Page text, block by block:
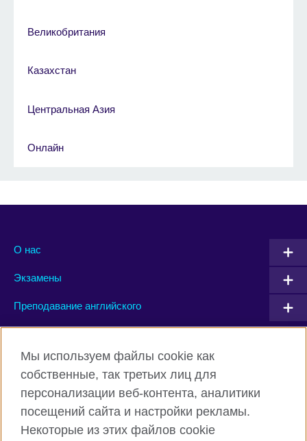
Великобритания
Казахстан
Центральная Азия
Онлайн
О нас
Экзамены
Преподавание английского
Facebook Twitter
Instagram YouTube
Мы используем файлы cookie как
собственные, так третьих лиц для
персонализации веб-контента, аналитики
посещений сайта и настройки рекламы.
Некоторые из этих файлов cookie